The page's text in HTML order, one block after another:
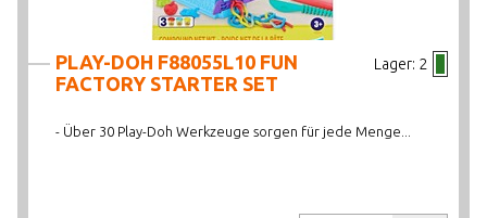
Lager: 2
PLAY-DOH F88055L10 FUN
FACTORY STARTER SET
- Über 30 Play-Doh Werkzeuge sorgen für jede Menge...